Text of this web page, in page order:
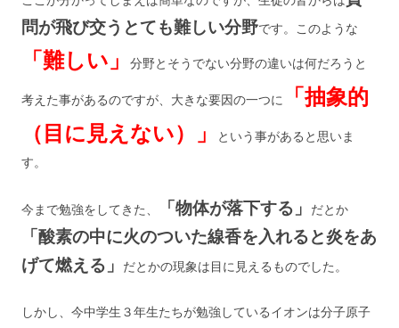
問が飛び交うとても難しい分野です。このような
「難しい」 分野とそうでない分野の違いは何だろうと
考えた事があるのですが、大きな要因の一つに
「抽象的
（目に見えない）」
という事があると思いま
す。
今まで勉強をしてきた、 「物体が落下する」 だとか
「酸素の中に火のついた線香を入れると炎をあ
げて燃える」
だとかの現象は目に見えるものでした。
しかし、今中学生３年生たちが勉強しているイオンは分子原子